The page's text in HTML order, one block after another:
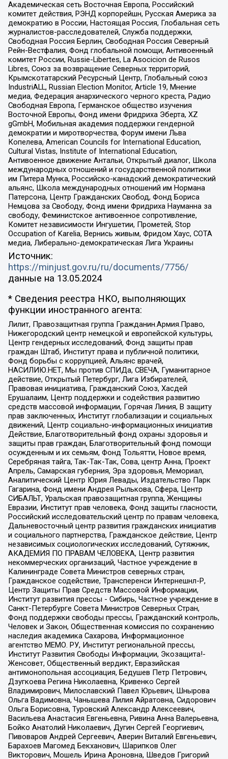
Академическая сеть Восточная Европа, Российский
комитет действия, РЭНД корпорейшн, Русская Америка за
демократию в России, Настоящая Россия, Глобальная сеть
журналистов-расследователей, Служба поддержки,
Свободная Россия Берлин, Свободная Россия Северный
Рейн-Вестфалия, Фонд глобальной помощи, Антивоенный
комитет России, Russie-Libertes, La Asocicion de Rusos
Libres, Союз за возвращение Северных территорий,
Крымскотатарский Ресурсный Центр, Глобальный союз
IndustriALL, Russian Election Monitor, Article 19, Мнение
медиа, Федерация анархического черного креста, Радио
Свободная Европа, Германское общество изучения
Восточной Европы, Фонд имени Фридриха Эберта, XZ
gGmbH, Мобильная академия поддержки гендерной
демократии и миротворчества, Форум имени Льва
Копелева, American Councils for International Education,
Cultural Vistas, Institute of International Education,
Антивоенное движение Антальи, Открытый диалог, Школа
международных отношений и государственной политики
им Питера Мунка, Российско-канадский демократический
альянс, Школа международных отношений им Нормана
Патерсона, Центр Гражданских Свобод, Фонд Бориса
Немцова за Свободу, Фонд имени Фридриха Науманна за
свободу, Феминистское антивоенное сопротивление,
Комитет независимости Ингушетии, Прометей, Stop
Occupation of Karelia, Вернись живым, Фридом Хаус, СОТА
медиа, Либерально-демократическая Лига Украины
Источник:
https://minjust.gov.ru/ru/documents/7756/
данные на 13.05.2024
* Сведения реестра НКО, выполняющих
функции иностранного агента:
Лилит, Правозащитная группа Гражданин.Армия.Право,
Нижегородский центр немецкой и европейской культуры,
Центр гендерных исследований, Фонд защиты прав
граждан Штаб, Институт права и публичной политики,
Фонд борьбы с коррупцией, Альянс врачей,
НАСИЛИЮ.НЕТ, Мы против СПИДа, СВЕЧА, Гуманитарное
действие, Открытый Петербург, Лига Избирателей,
Правовая инициатива, Гражданский Союз, Хасдей
Ерушалаим, Центр поддержки и содействия развитию
средств массовой информации, Горячая Линия, В защиту
прав заключенных, Институт глобализации и социальных
движений, Центр социально-информационных инициатив
Действие, Благотворительный фонд охраны здоровья и
защиты прав граждан, Благотворительный фонд помощи
осужденным и их семьям, Фонд Тольятти, Новое время,
Серебряная тайга, Так-Так-Так, Сова, центр Анна, Проект
Апрель, Самарская губерния, Эра здоровья, Мемориал,
Аналитический Центр Юрия Левады, Издательство Парк
Гагарина, Фонд имени Андрея Рылькова, Сфера, Центр
СИБАЛЬТ, Уральская правозащитная группа, Женщины
Евразии, Институт прав человека, Фонд защиты гласности,
Российский исследовательский центр по правам человека,
Дальневосточный центр развития гражданских инициатив
и социального партнерства, Гражданское действие, Центр
независимых социологических исследований, Сутяжник,
АКАДЕМИЯ ПО ПРАВАМ ЧЕЛОВЕКА, Центр развития
некоммерческих организаций, Частное учреждение в
Калининграде Совета Министров северных стран,
Гражданское содействие, Трансперенси Интернешнл-Р,
Центр Защиты Прав Средств Массовой Информации,
Институт развития прессы - Сибирь, Частное учреждение в
Санкт-Петербурге Совета Министров Северных Стран,
Фонд поддержки свободы прессы, Гражданский контроль,
Человек и Закон, Общественная комиссия по сохранению
наследия академика Сахарова, Информационное
агентство МЕМО. РУ, Институт региональной прессы,
Институт Развития Свободы Информации, Экозащита!-
Женсовет, Общественный вердикт, Евразийская
антимонопольная ассоциация, Бедушев Петр Петрович,
Дзугкоева Регина Николаевна, Кривенко Сергей
Владимирович, Милославский Павел Юрьевич, Шнырова
Ольга Вадимовна, Чанышева Лилия Айратовна, Сидорович
Ольга Борисовна, Туровский Александр Алексеевич,
Васильева Анастасия Евгеньевна, Ривина Анна Валерьевна,
Бойко Анатолий Николаевич, Дугин Сергей Георгиевич,
Пивоваров Андрей Сергеевич, Аверин Виталий Евгеньевич,
Барахоев Магомед Бекханович, Шарипков Олег
Викторович, Мошель Ирина Ароновна, Шведов Григорий